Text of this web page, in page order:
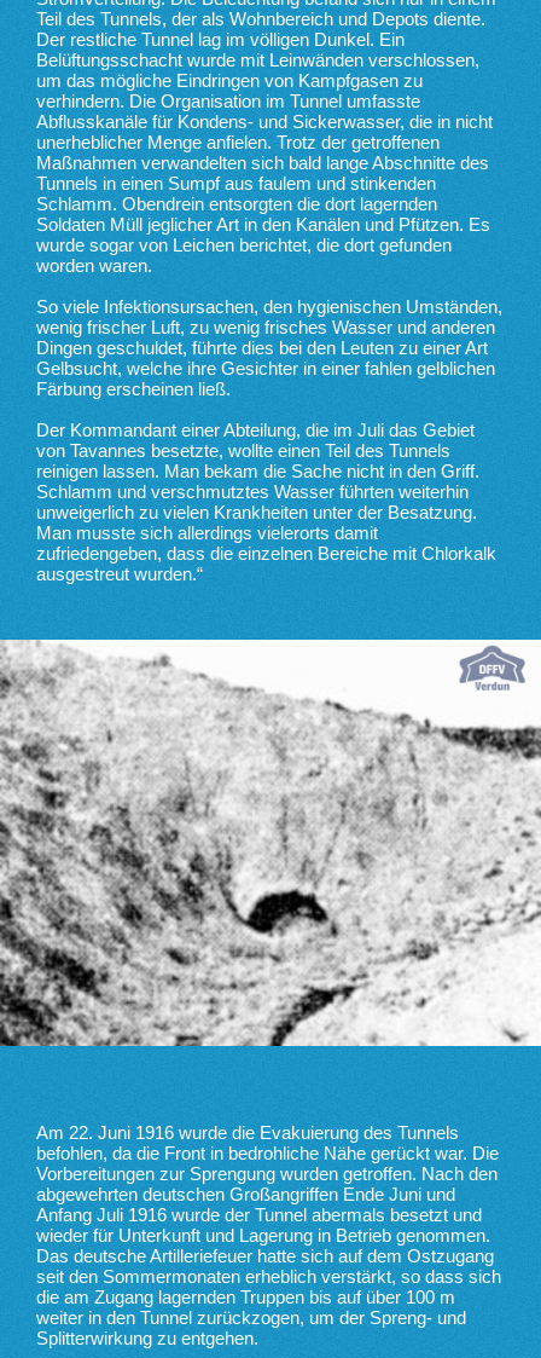
Teil des Tunnels, der als Wohnbereich und Depots diente.
Der restliche Tunnel lag im völligen Dunkel. Ein
Belüftungsschacht wurde mit Leinwänden verschlossen,
um das mögliche Eindringen von Kampfgasen zu
verhindern. Die Organisation im Tunnel umfasste
Abflusskanäle für Kondens- und Sickerwasser, die in nicht
unerheblicher Menge anfielen. Trotz der getroffenen
Maßnahmen verwandelten sich bald lange Abschnitte des
Tunnels in einen Sumpf aus faulem und stinkenden
Schlamm. Obendrein entsorgten die dort lagernden
Soldaten Müll jeglicher Art in den Kanälen und Pfützen. Es
wurde sogar von Leichen berichtet, die dort gefunden
worden waren.
So viele Infektionsursachen, den hygienischen Umständen,
wenig frischer Luft, zu wenig frisches Wasser und anderen
Dingen geschuldet, führte dies bei den Leuten zu einer Art
Gelbsucht, welche ihre Gesichter in einer fahlen gelblichen
Färbung erscheinen ließ.
Der Kommandant einer Abteilung, die im Juli das Gebiet
von Tavannes besetzte, wollte einen Teil des Tunnels
reinigen lassen. Man bekam die Sache nicht in den Griff.
Schlamm und verschmutztes Wasser führten weiterhin
unweigerlich zu vielen Krankheiten unter der Besatzung.
Man musste sich allerdings vielerorts damit
zufriedengeben, dass die einzelnen Bereiche mit Chlorkalk
ausgestreut wurden.“
Am 22. Juni 1916 wurde die Evakuierung des Tunnels
befohlen, da die Front in bedrohliche Nähe gerückt war. Die
Vorbereitungen zur Sprengung wurden getroffen. Nach den
abgewehrten deutschen Großangriffen Ende Juni und
Anfang Juli 1916 wurde der Tunnel abermals besetzt und
wieder für Unterkunft und Lagerung in Betrieb genommen.
Das deutsche Artilleriefeuer hatte sich auf dem Ostzugang
seit den Sommermonaten erheblich verstärkt, so dass sich
die am Zugang lagernden Truppen bis auf über 100 m
weiter in den Tunnel zurückzogen, um der Spreng- und
Splitterwirkung zu entgehen.